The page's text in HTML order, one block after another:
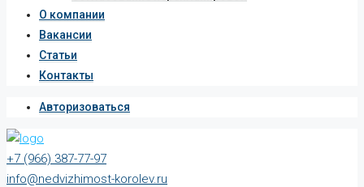
О компании
Вакансии
Статьи
Контакты
Авторизоваться
+7 (966) 387-77-97
info@nedvizhimost-korolev.ru